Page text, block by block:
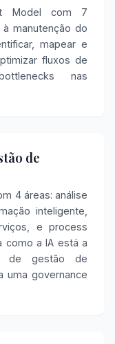
Model com 7
manutenção do
mapear e
fluxos de
nas
de
4 áreas: análise
inteligente,
e process
como a IA está a
de gestão de
uma governance